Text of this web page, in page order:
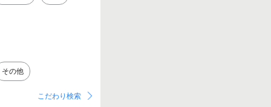
その他
こだわり検索